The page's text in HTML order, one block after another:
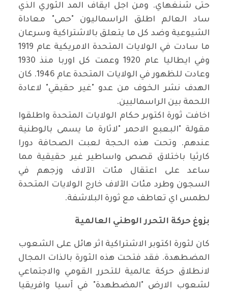
حتى شنغهاي. ومن اجل ايقاف المد الثوري الذي
ساد العالم اطلق الراسماليون "حمى" معاداة
الشيوعية وضد كل ما يتعلق بالاشتراكية وسرعان
ما سادت في الولايات المتحدة الامريكية عام 1919
وفي ايطاليا عام 1920 وعمت كل اوربا منذ 1930
وعادت للظهور في الولايات المتحدة عام 1946. كان
الهدف نشر الخوف من عدو "غير حقيقي" لاعادة
اللحمة بين الراسماليين.
اخافت ثورة اكتوبر حكام الولايات المتحدة واطلقوا
مقولة "البعبع الاحمر" لاثارة ما يسمى بالوطنية
عندهم. وتحت هذه الحجة لعبت الصحافة دورا
كارثيا باختلاق قصص واساطير غير حقيقية مما
ساعد على اعتقال مئات الآلاف وزجهم في
السجون وطرد مئات الآلاف خارج الولايات المتحدة
لطمس اي تعاطف مع ثورة البلاشفة.
بزوغ حركة التحرر الوطني العالمية
كان لثورة اكتوبر الاشتراكية اثر هائل على الشعوب
المضطهدة. فقد فتحت هذه الثورة بالذات المجال
لانطلاق حركة عالمية للتحرر القومي والاجتماعي
لشعوب الارض "المضطهدة" في آسيا وافريقيا